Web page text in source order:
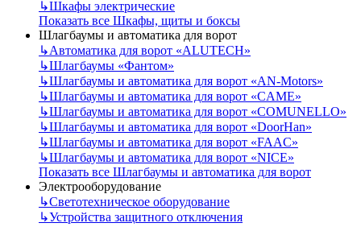
↳Шкафы электрические
Показать все Шкафы, щиты и боксы
Шлагбаумы и автоматика для ворот
↳Автоматика для ворот «ALUTECH»
↳Шлагбаумы «Фантом»
↳Шлагбаумы и автоматика для ворот «AN-Motors»
↳Шлагбаумы и автоматика для ворот «CAME»
↳Шлагбаумы и автоматика для ворот «COMUNELLO»
↳Шлагбаумы и автоматика для ворот «DoorHan»
↳Шлагбаумы и автоматика для ворот «FAAC»
↳Шлагбаумы и автоматика для ворот «NICE»
Показать все Шлагбаумы и автоматика для ворот
Электрооборудование
↳Светотехническое оборудование
↳Устройства защитного отключения